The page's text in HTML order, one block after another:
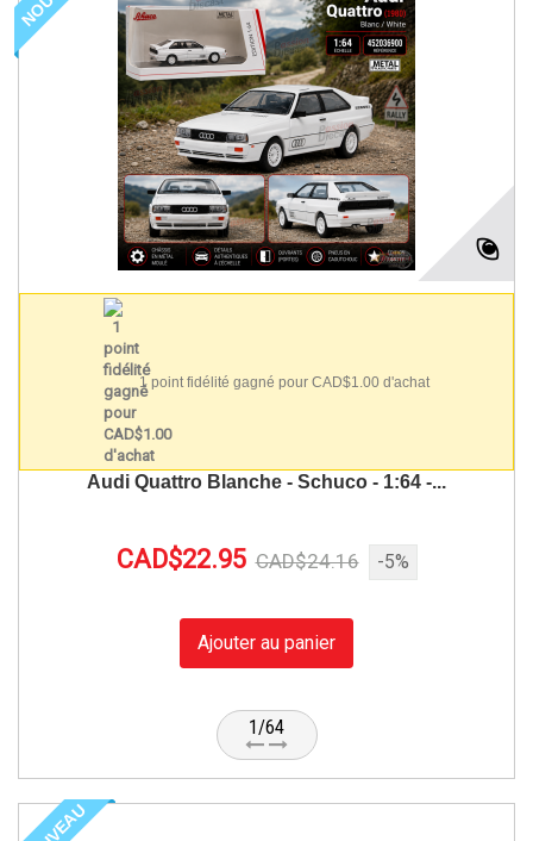
1 point fidélité gagné pour CAD$1.00 d'achat
Audi Quattro Blanche - Schuco - 1:64 -...
CAD$22.95 CAD$24.16 -5%
Ajouter au panier
1/64